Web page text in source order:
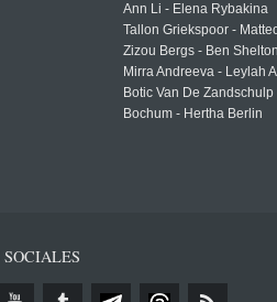
Ann Li - Elena Rybakina
Tallon Griekspoor -
Zizou Bergs - Ben Shelton
Mirra Andreeva - Leylah
Botic Van De
Bochum - Hertha Berlin
SOCIALES